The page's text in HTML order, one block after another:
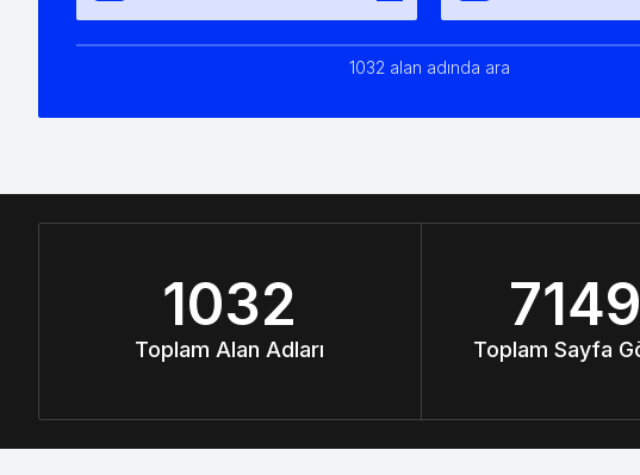
1032 alan adında ara
1032
Toplam Alan Adları Toplam Sayfa